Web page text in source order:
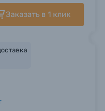
Заказать в 1 клик